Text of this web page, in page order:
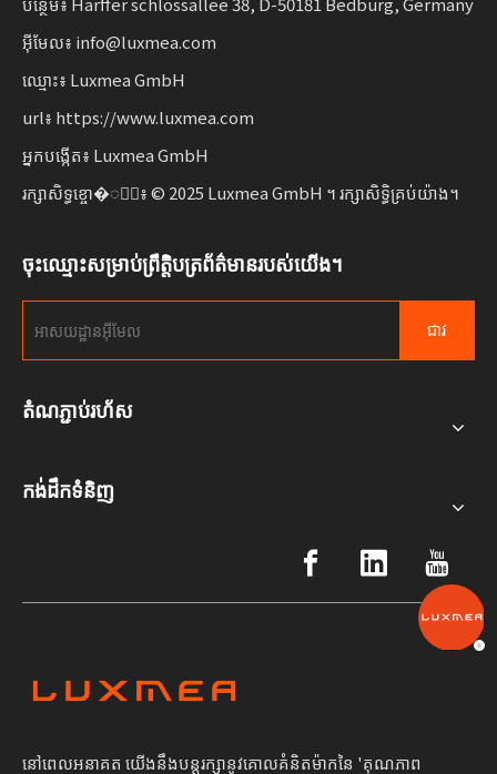
អ៊ីមែល៖ info@luxmea.com
ឈ្មោះ៖ Luxmea GmbH
url៖ https://www.luxmea.com
អ្នកបង្កើត៖ Luxmea GmbH
រក្សាសិទ្ធខ្ចោ�ាំ៖ © 2025 Luxmea GmbH ។ រក្សាសិទ្ធិគ្រប់យ៉ាង។
ចុះឈ្មោះសម្រាប់ព្រឹត្តិបត្រព័ត៌មានរបស់យើង។
ជាវ
តំណភ្ជាប់រហ័ស
កង់ដឹកទំនិញ
នៅពេលអនាគត យើងនឹងបន្តរក្សានូវគោលគំនិតម៉ាកនៃ 'គុណភាព